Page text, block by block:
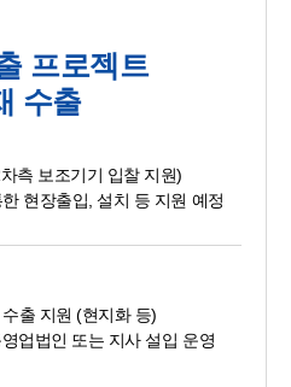
프로젝트
수출
측 보조기기 입찰 지원)
현장출입, 설치 등 지원 예정
출 지원 (현지화 등)
업법인 또는 지사 설입 운영